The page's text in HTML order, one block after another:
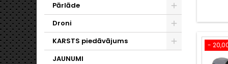
Pārlāde
Droni
KARSTS piedāvājums
JAUNUMI
-